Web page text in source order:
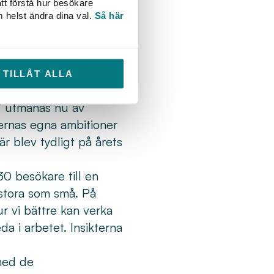
förstå hur besökare
helst ändra dina val. Så här
TILLÅT ALLA
om
utmanas nu av
egna ambitioner
blev tydligt på årets
besökare till en
som små. På
vi bättre kan verka
i arbetet. Insikterna
de